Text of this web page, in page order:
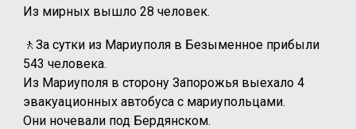
Из мирных вышло 28 человек.
🚶За сутки из Мариуполя в Безыменное прибыли
543 человека.
Из Мариуполя в сторону Запорожья выехало 4
эвакуационных автобуса с мариупольцами.
Они ночевали под Бердянском.